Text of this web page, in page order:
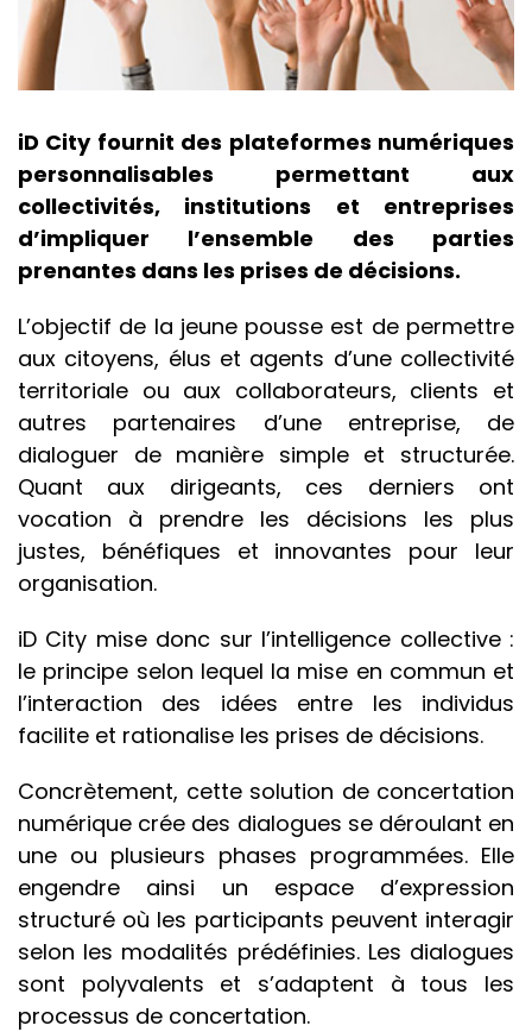
iD City fournit des plateformes numériques
personnalisables permettant aux
collectivités, institutions et entreprises
d’impliquer l’ensemble des parties
prenantes dans les prises de décisions.
L’objectif de la jeune pousse est de permettre
aux citoyens, élus et agents d’une collectivité
territoriale ou aux collaborateurs, clients et
autres partenaires d’une entreprise, de
dialoguer de manière simple et structurée.
Quant aux dirigeants, ces derniers ont
vocation à prendre les décisions les plus
justes, bénéfiques et innovantes pour leur
organisation.
iD City mise donc sur l’intelligence collective :
le principe selon lequel la mise en commun et
l’interaction des idées entre les individus
facilite et rationalise les prises de décisions.
Concrètement, cette solution de concertation
numérique crée des dialogues se déroulant en
une ou plusieurs phases programmées. Elle
engendre ainsi un espace d’expression
structuré où les participants peuvent interagir
selon les modalités prédéfinies. Les dialogues
sont polyvalents et s’adaptent à tous les
processus de concertation.